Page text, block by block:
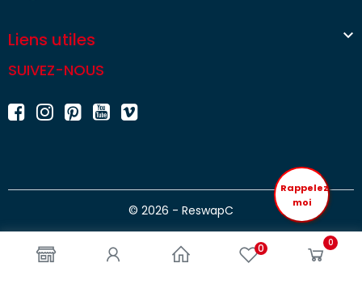
0 0
Liens utiles 
SUIVEZ-NOUS
© 2026 - ReswapC
Rappelez
moi